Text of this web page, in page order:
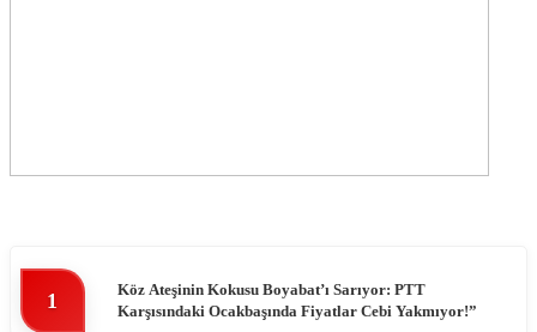
1
Köz Ateşinin Kokusu Boyabat’ı Sarıyor: PTT
Karşısındaki Ocakbaşında Fiyatlar Cebi Yakmıyor!”